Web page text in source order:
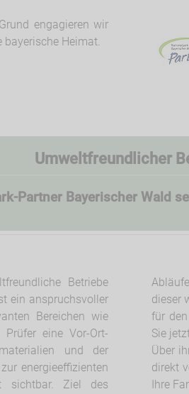
engagieren wir
Heimat.
Umweltfreundlicher
Partner Bayerischer Wald
Betriebe
ein anspruchsvoller
Bereichen wie
eine Vor-Ort-
und der
energieeffizienten
sichtbar. Ziel des
dieser
für
Sie
Über
direkt
Ihre